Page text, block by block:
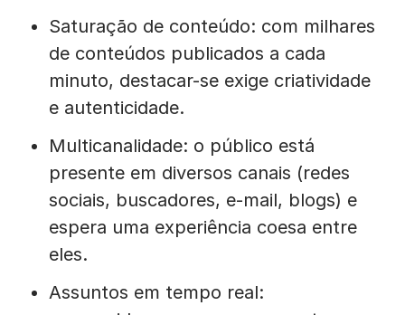
Saturação de conteúdo: com milhares
de conteúdos publicados a cada
minuto, destacar-se exige criatividade
e autenticidade.
Multicanalidade: o público está
presente em diversos canais (redes
sociais, buscadores, e-mail, blogs) e
espera uma experiência coesa entre
eles.
Assuntos em tempo real: